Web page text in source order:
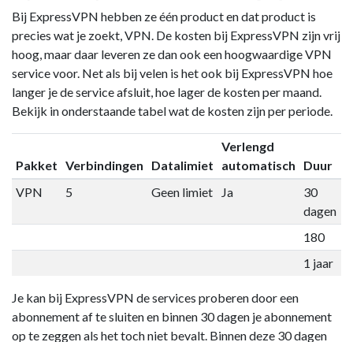
Bij ExpressVPN hebben ze één product en dat product is
precies wat je zoekt, VPN. De kosten bij ExpressVPN zijn vrij
hoog, maar daar leveren ze dan ook een hoogwaardige VPN
service voor. Net als bij velen is het ook bij ExpressVPN hoe
langer je de service afsluit, hoe lager de kosten per maand.
Bekijk in onderstaande tabel wat de kosten zijn per periode.
Pakket Verbindingen Datalimiet
Verlengd
automatisch
Duur
VPN
5 Geen limiet Ja
30
dagen
180
1 jaar
Je kan bij ExpressVPN de services proberen door een
abonnement af te sluiten en binnen 30 dagen je abonnement
op te zeggen als het toch niet bevalt. Binnen deze 30 dagen